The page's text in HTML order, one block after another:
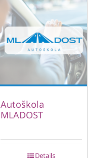
Autoškola
MLADOST
Details